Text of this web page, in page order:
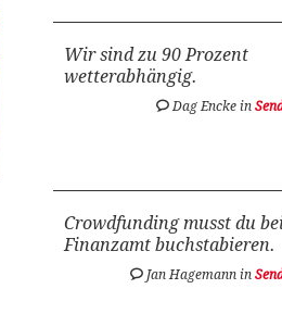
Wir sind zu 90 Prozent
wetterabhängig.
Dag Encke in
Crowdfunding musst du
Finanzamt buchstabieren.
Jan Hagemann in